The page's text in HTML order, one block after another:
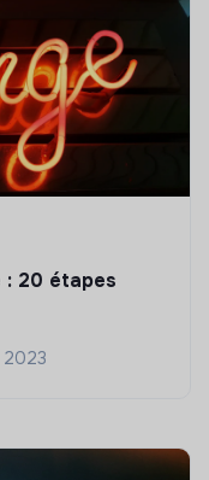
: 20 étapes
2023